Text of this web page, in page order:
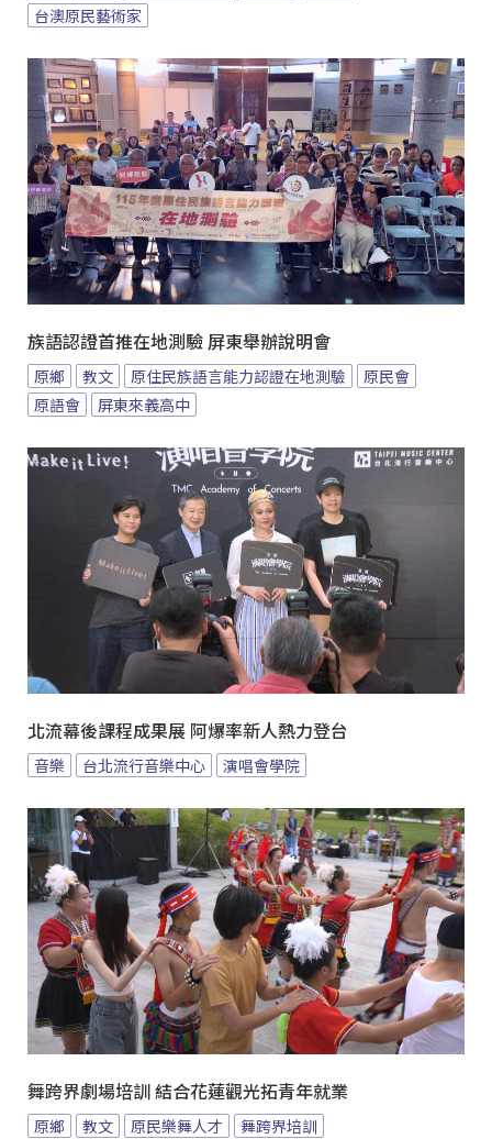
台澳原民藝術家
族語認證首推在地測驗 屏東舉辦說明會
原鄉 教文 原住民族語言能力認證在地測驗
原民會
原語會
屏東來義高中
北流幕後課程成果展 阿爆率新人熱力登台
音樂 台北流行音樂中心 演唱會學院
舞跨界劇場培訓 結合花蓮觀光拓青年就業
原鄉 教文 原民樂舞人才 舞跨界培訓